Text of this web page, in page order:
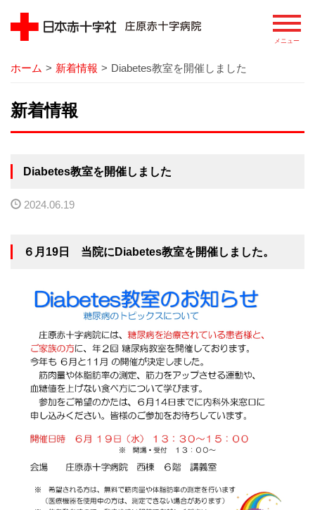
病院
院長あいさつ
患者さまの権利
病院のあゆみ
赤十字について
院内掲示
経営指標（統計）
職員研修会
病院機能評価
ホーム > 新着情報 > Diabetes教室を開催しました
新着情報
Diabetes教室を開催しました
2024.06.19
６月19日 当院にDiabetes教室を開催しました。